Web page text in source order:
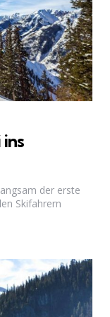
der erste
Skifahrern